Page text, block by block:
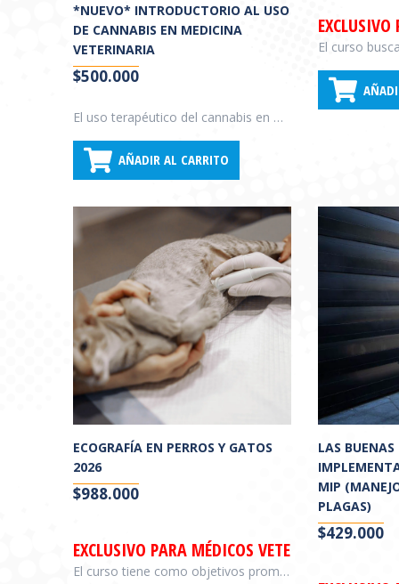
*NUEVO* INTRODUCTORIO AL USO
DE CANNABIS EN MEDICINA
VETERINARIA
$500.000
El uso terapéutico del cannabis en medicina veterinaria representa un campo de creciente interés científico y clínico, que necesita formación profesional especializada y actualizada. La demanda social requiere que los veterinarios cuenten con información en esta área. Este curso se orienta a contribuir a una práctica clínica segura que se beneficie del potencial terapéutico de los fitocannabinoides.
AÑADIR AL CARRITO
ECOGRAFÍA EN PERROS Y GATOS
2026
$988.000
EXCLUSIVO PARA MÉDICOS VETERINARIOS
El curso tiene como objetivos promover la construcción de conocimientos prácticos, de manera que el profesional veterinario desarrolle una interpretación básica de los aspectos ecográficos en perros y gatos; abordar las distintas patologías de diagnóstico ecográfico abdominal que asientan en los distintos aparatos y sistemas que conforman el organismo de los pequeños animales; y favorecer la realización de un informe ecográfico adecuado y de relevancia clínica.
LAS
MIP
PLAGAS)
$429.000